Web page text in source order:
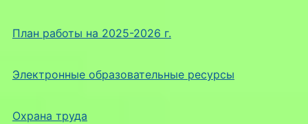
План работы на 2025-2026 г.
Электронные образовательные ресурсы
Охрана труда